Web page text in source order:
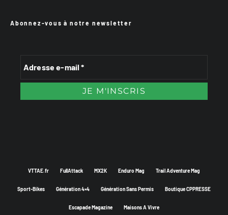
Abonnez-vous à notre newsletter
VTTAE.fr FullAttack MX2K Enduro Mag Trail Adventure Mag
Sport-Bikes Génération 4×4 Génération Sans Permis Boutique CPPRESSE
Escapade Magazine Maisons A Vivre